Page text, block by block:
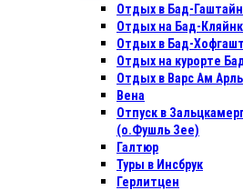
Отдых в Бад-Гаштайн
Отдых на Бад-
Отдых в Бад-
Отдых на курорте
Отдых в Варс Ам
Вена
Отпуск в
(о.Фушль Зее)
Галтюр
Туры в Инсбрук
Герлитцен